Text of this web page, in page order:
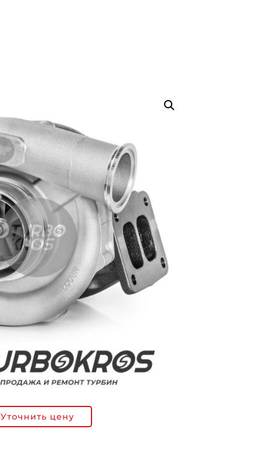
Уточнить цену